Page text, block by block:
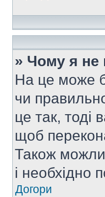
» Чому я не
На це може
чи
це так, тоді
щоб
Також
і необхідно
Догори